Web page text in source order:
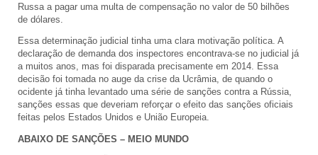
Russa a pagar uma multa de compensação no valor de 50 bilhões
de dólares.
Essa determinação judicial tinha uma clara motivação política. A
declaração de demanda dos inspectores encontrava-se no judicial já
a muitos anos, mas foi disparada precisamente em 2014. Essa
decisão foi tomada no auge da crise da Ucrâmia, de quando o
ocidente já tinha levantado uma série de sanções contra a Rússia,
sanções essas que deveriam reforçar o efeito das sanções oficiais
feitas pelos Estados Unidos e União Europeia.
ABAIXO DE SANÇÕES – MEIO MUNDO